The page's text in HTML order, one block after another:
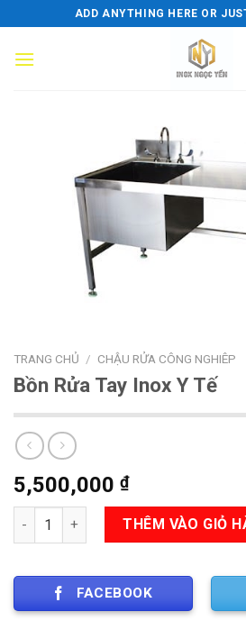
to
content
ADD ANYTHING HERE OR
TRANG CHỦ / CHẬU RỬA CÔNG NGHIÊP
Bồn Rửa Tay Inox Y Tế
5,500,000 ₫
Số lượng THÊM VÀO GIỎ
FACEBOOK